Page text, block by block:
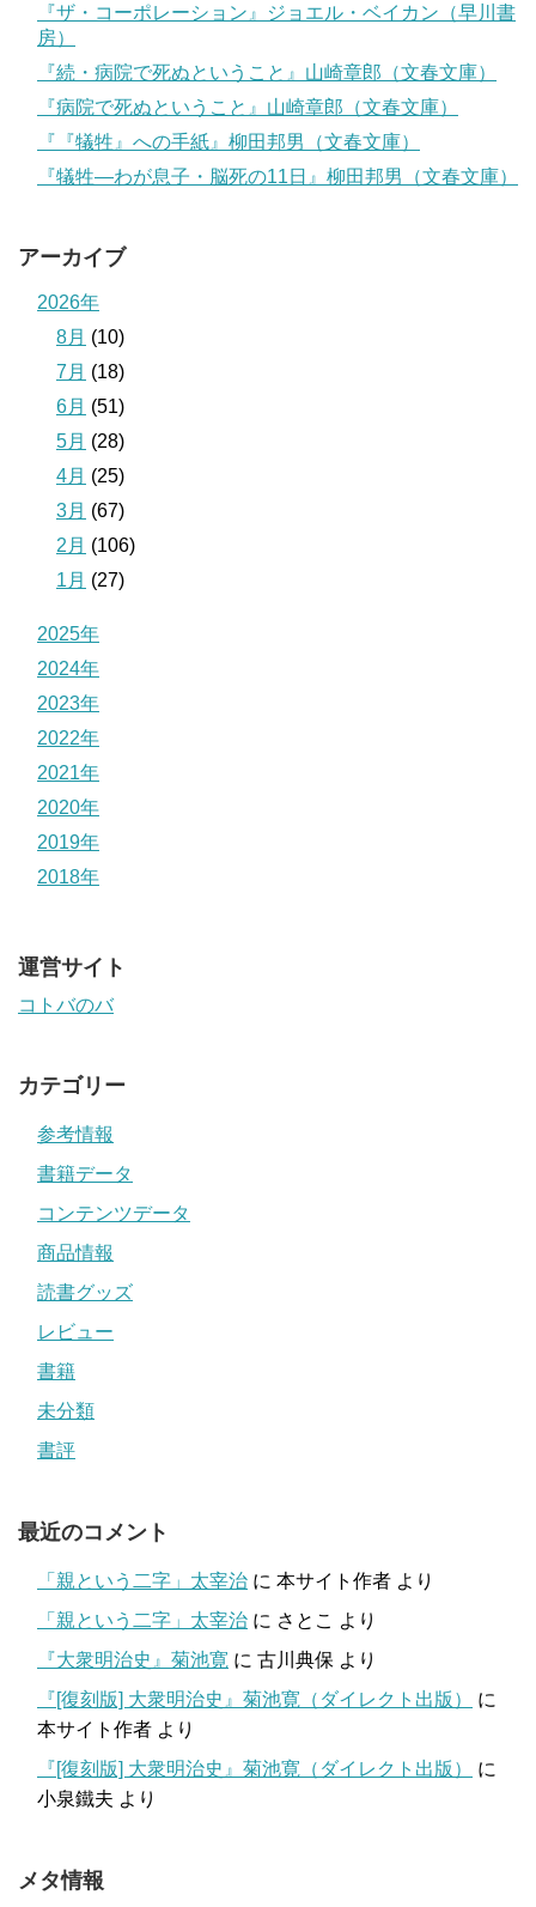
『ザ・コーポレーション』ジョエル・ベイカン（早川書
房）
『続・病院で死ぬということ』山崎章郎（文春文庫）
『病院で死ぬということ』山崎章郎（文春文庫）
『『犠牲』への手紙』柳田邦男（文春文庫）
『犠牲―わが息子・脳死の11日』柳田邦男（文春文庫）
アーカイブ
2026年
8月 (10)
7月 (18)
6月 (51)
5月 (28)
4月 (25)
3月 (67)
2月 (106)
1月 (27)
2025年
2024年
2023年
2022年
2021年
2020年
2019年
2018年
運営サイト
コトバのバ
カテゴリー
参考情報
書籍データ
コンテンツデータ
商品情報
読書グッズ
レビュー
書籍
未分類
書評
最近のコメント
「親という二字」太宰治 に 本サイト作者 より
「親という二字」太宰治 に さとこ より
『大衆明治史』菊池寛 に 古川典保 より
『[復刻版] 大衆明治史』菊池寛（ダイレクト出版）
に
本サイト作者 より
『[復刻版] 大衆明治史』菊池寛（ダイレクト出版）
に
小泉鐵夫 より
メタ情報